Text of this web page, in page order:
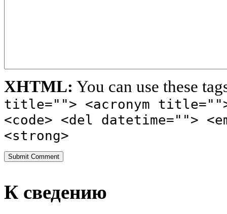
XHTML: You can use these
title=""> <acronym
<code> <del datetime="">
<strong>
К сведению